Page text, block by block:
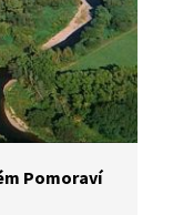
Pomoraví